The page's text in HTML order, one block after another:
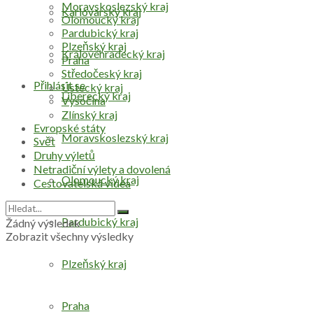
Přihlásit se
Karlovarský kraj
Královéhradecký kraj
Liberecký kraj
Moravskoslezský kraj
Olomoucký kraj
Pardubický kraj
Plzeňský kraj
Praha
Moravskoslezský kraj
Olomoucký kraj
Pardubický kraj
Plzeňský kraj
Praha
Středočeský kraj
Ústecký kraj
Vysočina
Zlínský kraj
Evropské státy
Svět
Druhy výletů
Netradiční výlety a dovolená
Cestovatelská videa
Žádný výsledek
Zobrazit všechny výsledky